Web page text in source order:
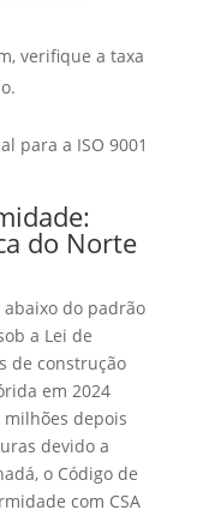
verifique a taxa
para a ISO 9001
do Norte
abaixo do padrão
a Lei de
de construção
em 2024
depois
devido a
o Código de
com CSA